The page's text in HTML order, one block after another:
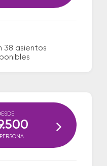
38 asientos